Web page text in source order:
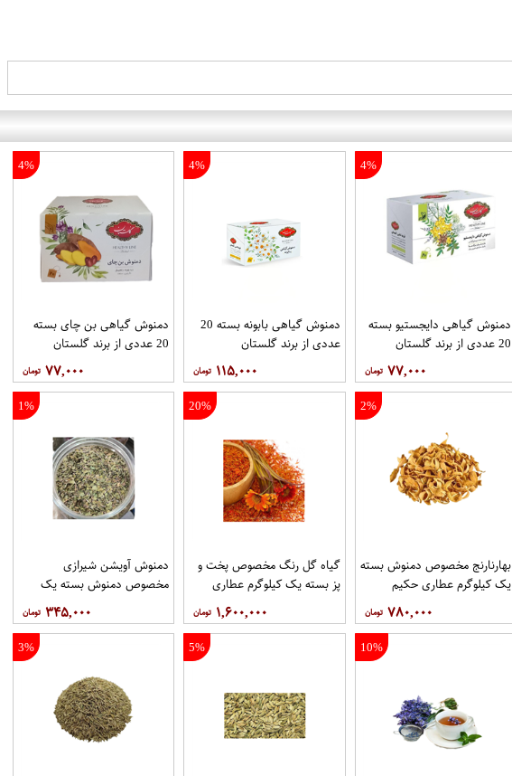
4%
دمنوش گیاهی دایجستیو بسته
20 عددی از برند گلستان
۷۷,۰۰۰
4%
دمنوش گیاهی بابونه بسته 20
عددی از برند گلستان
۱۱۵,۰۰۰
4%
دمنوش گیاهی بن چای بسته
20 عددی از برند گلستان
۷۷,۰۰۰
2%
بهارنارنج مخصوص دمنوش بسته
یک کیلوگرم عطاری حکیم
۷۸۰,۰۰۰
20%
گیاه گل رنگ مخصوص پخت و
پز بسته یک کیلوگرم عطاری
۱,۶۰۰,۰۰۰
1%
دمنوش آویشن شیرازی
مخصوص دمنوش بسته یک
۳۴۵,۰۰۰
10%
5%
3%